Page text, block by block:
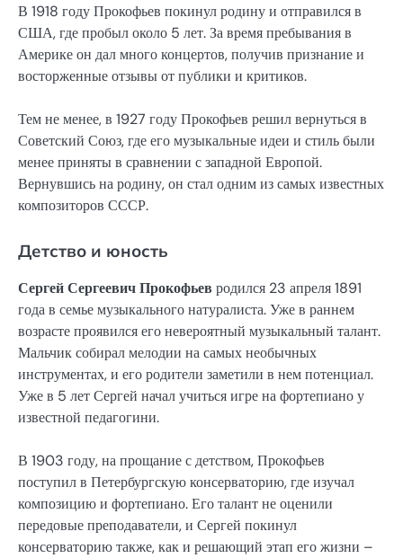
В 1918 году Прокофьев покинул родину и отправился в
США, где пробыл около 5 лет. За время пребывания в
Америке он дал много концертов, получив признание и
восторженные отзывы от публики и критиков.
Тем не менее, в 1927 году Прокофьев решил вернуться в
Советский Союз, где его музыкальные идеи и стиль были
менее приняты в сравнении с западной Европой.
Вернувшись на родину, он стал одним из самых известных
композиторов СССР.
Детство и юность
Сергей Сергеевич Прокофьев родился 23 апреля 1891
года в семье музыкального натуралиста. Уже в раннем
возрасте проявился его невероятный музыкальный талант.
Мальчик собирал мелодии на самых необычных
инструментах, и его родители заметили в нем потенциал.
Уже в 5 лет Сергей начал учиться игре на фортепиано у
известной педагогини.
В 1903 году, на прощание с детством, Прокофьев
поступил в Петербургскую консерваторию, где изучал
композицию и фортепиано. Его талант не оценили
передовые преподаватели, и Сергей покинул
консерваторию также, как и решающий этап его жизни –